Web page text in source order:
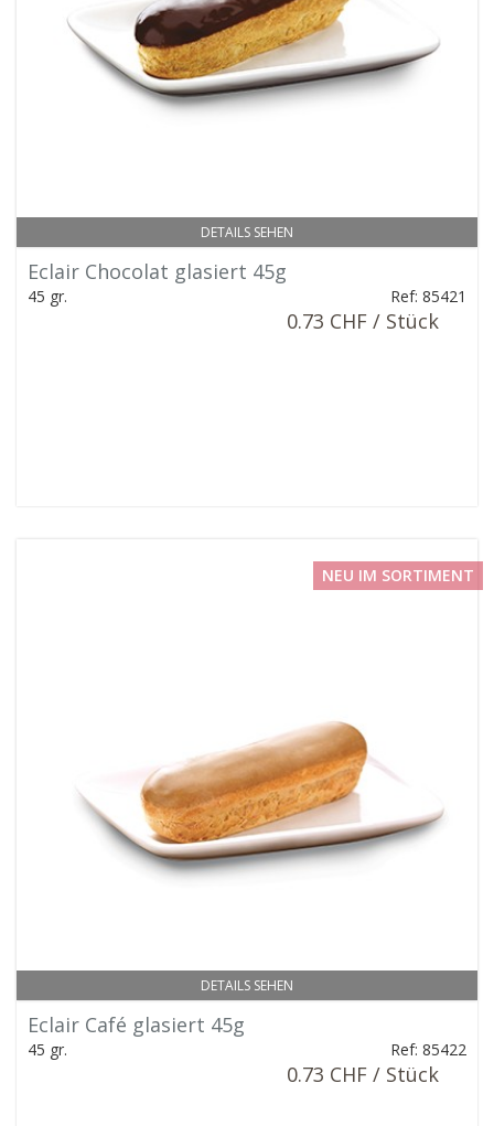
DETAILS SEHEN
Eclair Chocolat glasiert 45g
45 gr. Ref: 85421
0.73 CHF / Stück
DETAILS SEHEN
NEU IM SORTIMENT
Eclair Café glasiert 45g
45 gr. Ref: 85422
0.73 CHF / Stück